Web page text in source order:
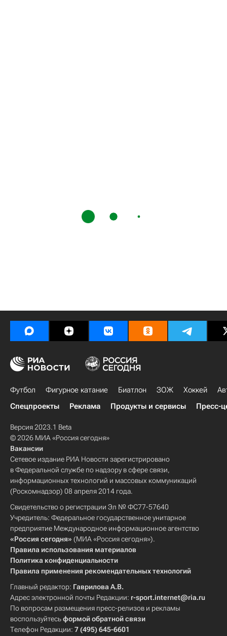
Футбол Фигурное катание Биатлон ЗОЖ Хоккей
Спецпроекты
Реклама Продукты и сервисы Пресс-
Версия 2023.1 Beta
© 2026 МИА «Россия сегодня»
Вакансии
Сетевое издание РИА Новости зарегистрировано
в Федеральной службе по надзору в сфере связи,
информационных технологий и массовых коммуникаций
(Роскомнадзор) 08 апреля 2014 года.
Свидетельство о регистрации Эл № ФС77-57640
Учредитель: Федеральное государственное унитарное
предприятие Международное информационное агентство
«Россия сегодня» (МИА «Россия сегодня»).
Правила использования материалов
Политика конфиденциальности
Правила применения рекомендательных технологий
Главный редактор: Гаврилова А.В.
Адрес электронной почты Редакции: r-sport.internet@ria.ru
По вопросам размещения пресс-релизов и рекламы
воспользуйтесьформой обратной связи
Телефон Редакции: 7 (495) 645-6601